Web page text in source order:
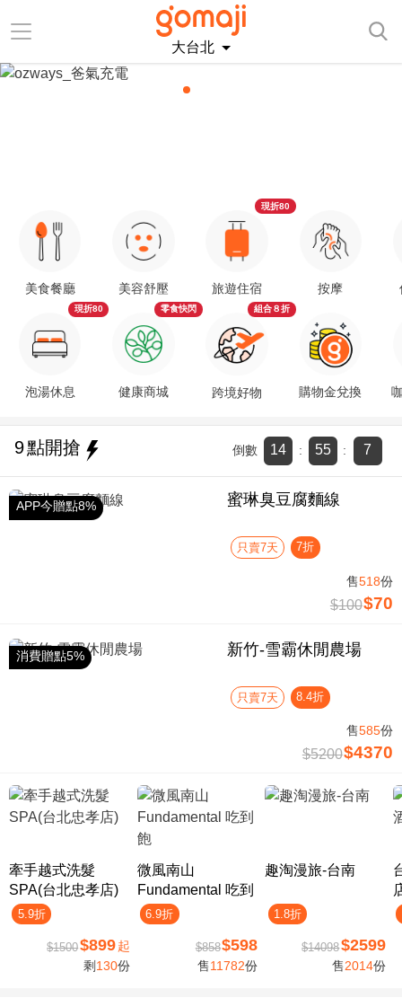
大台北
美食餐廳
泡湯休息
現折80
美容舒壓
健康商城
零食快閃
旅遊住宿
現折80
跨境好物
組合８折
按摩
購物金兌換
9點開搶 倒數 14 : 55 : 7
APP今贈點8% 蜜琳臭豆腐麵線
只賣7天 7折
售518份
$100$70
消費贈點5% 新竹-雪霸休閒農場
只賣7天 8.4折
售585份
$5200$4370
牽手越式洗髮
SPA(台北忠孝店)
5.9折
$1500$899 起
剩 130份
微風南山
Fundamental 吃到
飽6.9折
$858$598
售11782份
趣淘漫旅-台南
1.8折
$14098$2599
售2014份